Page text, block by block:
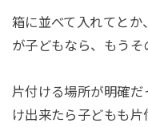
箱に並べて入れてと
が子どもなら、もう
片付ける場所が明確
け出来たら子どもも片